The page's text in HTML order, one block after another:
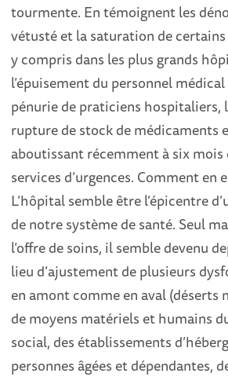
tourmente. En témoignent les
vétusté et la saturation de certains
y compris dans les plus grands
l’épuisement du personnel
pénurie de praticiens hospitaliers,
rupture de stock de médicaments
aboutissant récemment à six mois
services d’urgences. Comment en
L’hôpital semble être l’épicentre
de notre système de santé. Seul
l’offre de soins, il semble devenu
lieu d’ajustement de plusieurs
en amont comme en aval (déserts
de moyens matériels et humains
social, des établissements
personnes âgées et dépendantes,